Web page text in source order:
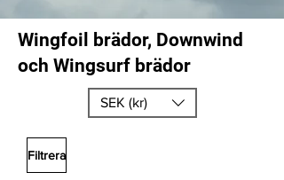
Wingfoil brädor, Downwind
och Wingsurf brädor
SEK (kr)
Filtrera